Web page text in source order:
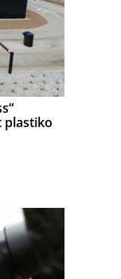
plastiko